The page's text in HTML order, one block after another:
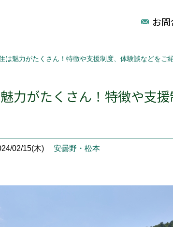
お
は魅力がたくさん！特徴や支援制度、体験談などをご
力がたくさん！特徴や支
02/15(木) 安曇野・松本